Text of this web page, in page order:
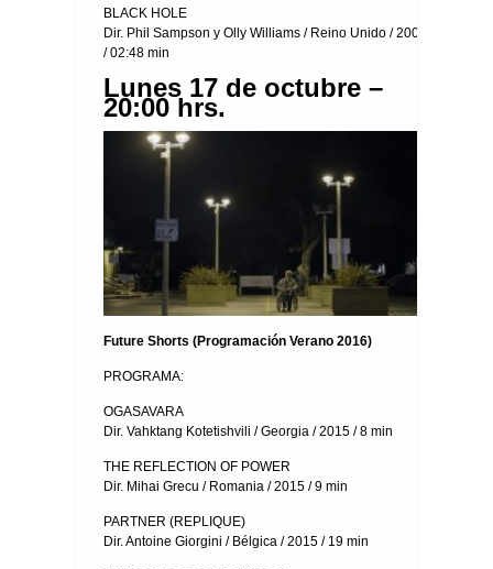
BLACK HOLE
Dir. Phil Sampson y Olly Williams / Reino Unido / 2008
/ 02:48 min
Lunes 17 de octubre –
20:00 hrs.
Future Shorts (Programación Verano 2016)
PROGRAMA:
OGASAVARA
Dir. Vahktang Kotetishvili / Georgia / 2015 / 8 min
THE REFLECTION OF POWER
Dir. Mihai Grecu / Romania / 2015 / 9 min
PARTNER (REPLIQUE)
Dir. Antoine Giorgini / Bélgica / 2015 / 19 min